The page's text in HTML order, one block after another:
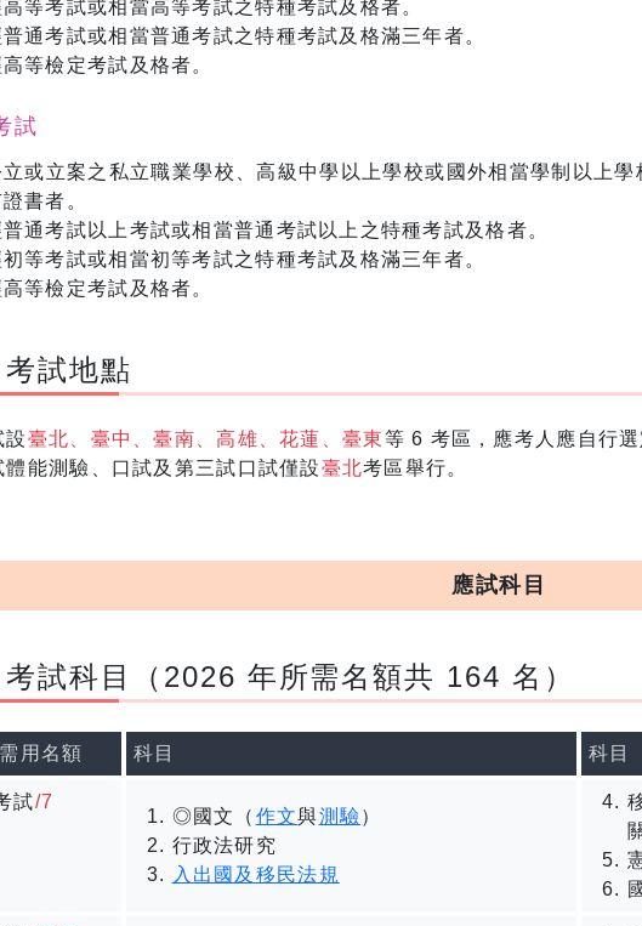
高等考試或相當高等考試之特種考試及格者。
普通考試或相當普通考試之特種考試及格滿三年者。
等檢定考試及格者。
試
立或立案之私立職業學校、高級中學以上學校或國外相當學制以上
書者。
普通考試以上考試或相當普通考試以上之特種考試及格者。
初等考試或相當初等考試之特種考試及格滿三年者。
等檢定考試及格者。
考試地點
設臺北、臺中、臺南、高雄、花蓮、臺東等 6 考區，應考人應自行選
體能測驗、口試及第三試口試僅設臺北考區舉行。
應試科目
考試科目（2026 年所需名額共 164 名）
用名額 科目 科目
試/7
◎國文（ 作文與測驗）
行政法研究
入出國及移民法規